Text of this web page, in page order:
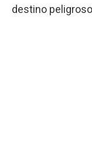
destino